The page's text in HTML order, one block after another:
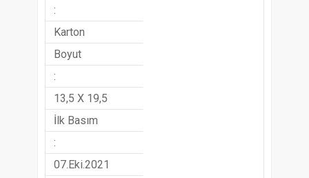
:
Karton
Boyut
:
13,5 X 19,5
İlk Basım
:
07.Eki.2021